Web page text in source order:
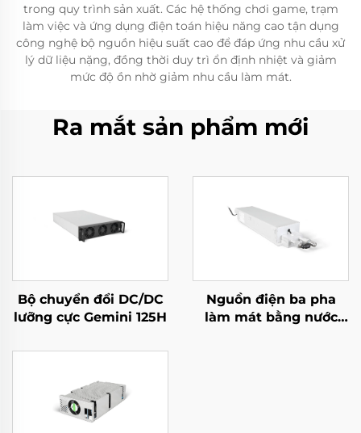
trong quy trình sản xuất. Các hệ thống chơi game, trạm
làm việc và ứng dụng điện toán hiệu năng cao tận dụng
công nghệ bộ nguồn hiệu suất cao để đáp ứng nhu cầu xử
lý dữ liệu nặng, đồng thời duy trì ổn định nhiệt và giảm
mức độ ồn nhờ giảm nhu cầu làm mát.
Ra mắt sản phẩm mới
Bộ chuyển đổi DC/DC
lưỡng cực Gemini 125H
Nguồn điện ba pha
làm mát bằng nước